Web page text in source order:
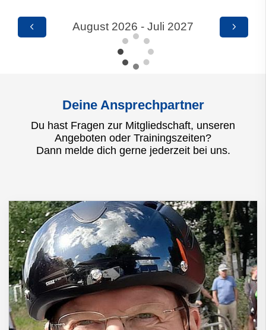
August 2026 - Juli 2027
Deine Ansprechpartner
Du hast Fragen zur Mitgliedschaft, unseren
Angeboten oder Trainingszeiten?
Dann melde dich gerne jederzeit bei uns.